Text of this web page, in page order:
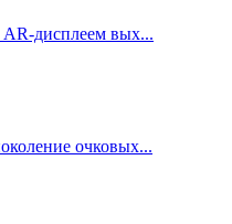
дисплеем вых...
очковых...